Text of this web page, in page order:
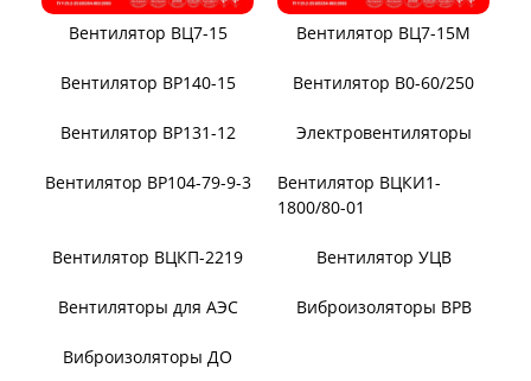
Вентилятор ВЦ7-15 Вентилятор ВЦ7-15М
Вентилятор В0-60/250